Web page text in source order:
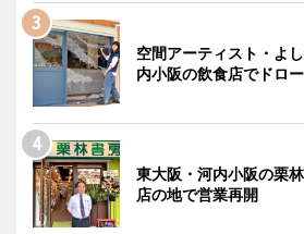
空間アーティスト・よ
内小阪の飲食店でドロ
東大阪・河内小阪の栗
店の地で営業再開